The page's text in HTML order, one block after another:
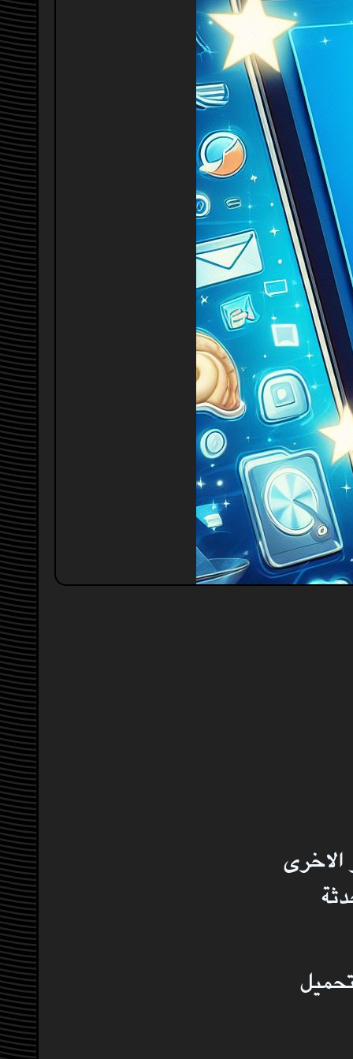
الاخرى